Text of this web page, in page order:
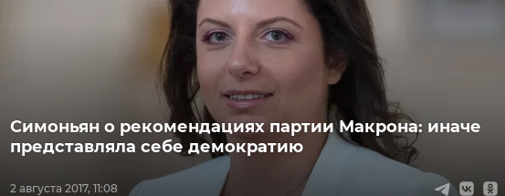
2 августа 2017, 11:08
Симоньян о рекомендациях партии Макрона: иначе
представляла себе демократию